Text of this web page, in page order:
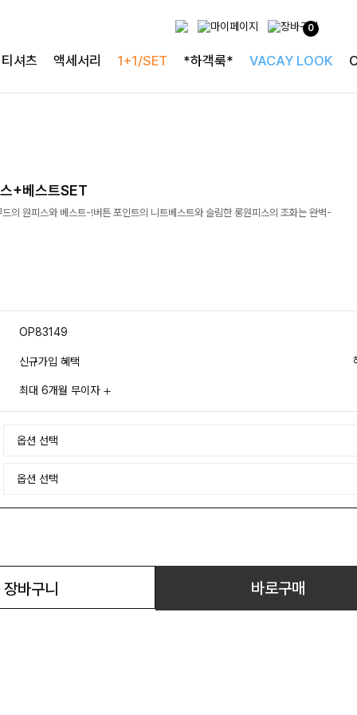
0
티셔츠 액세서리 1+1/SET *하객룩* VACAY LOOK
+베스트SET
의 원피스와 베스트-!버튼 포인트의 니트베스트와 슬림한 롱원피스의 조화는 완벽-
OP83149
신규가입 혜택
최대 6개월 무이자
장바구니 바로구매